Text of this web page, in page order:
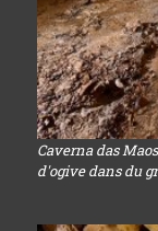
Caverna das
d'ogive dans du